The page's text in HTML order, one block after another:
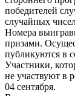
победителей
случайных
Номера
призами.
публикуются в
Участники,
не участвуют в
04 сентября.